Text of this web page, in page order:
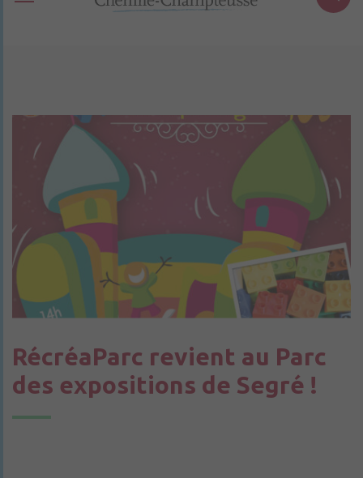
RécréaParc revient au Parc
des expositions de Segré !